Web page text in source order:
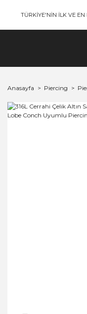
TÜRKİYE'NİN İLK VE EN
Anasayfa Piercing